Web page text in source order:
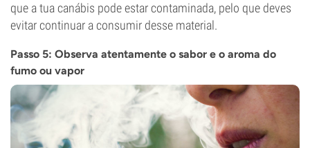
que a tua canábis pode estar contaminada, pelo que deves
evitar continuar a consumir desse material.
Passo 5: Observa atentamente o sabor e o aroma do
fumo ou vapor